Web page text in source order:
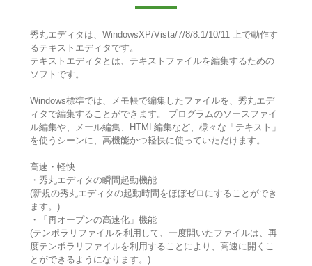
秀丸エディタは、WindowsXP/Vista/7/8/8.1/10/11 上で動作す
るテキストエディタです。
テキストエディタとは、テキストファイルを編集するための
ソフトです。
Windows標準では、メモ帳で編集したファイルを、秀丸エデ
ィタで編集することができます。 プログラムのソースファイ
ル編集や、メール編集、HTML編集など、様々な「テキスト」
を使うシーンに、高機能かつ軽快に使っていただけます。
高速・軽快
・秀丸エディタの瞬間起動機能
(新規の秀丸エディタの起動時間をほぼゼロにすることができ
ます。)
・「再オープンの高速化」機能
(テンポラリファイルを利用して、一度開いたファイルは、再
度テンポラリファイルを利用することにより、高速に開くこ
とができるようになります。)